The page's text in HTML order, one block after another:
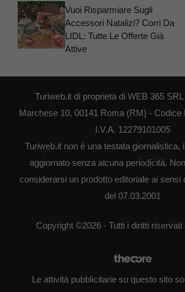
Vuoi Risparmiare Sugli
Accessori Natalizi? Corri Da
LIDL: Tutte Le Offerte Già
Attive
Turiweb.it di proprietà di WEB 365
Marchese 10, 00141 Roma (RM) - Codice
I.V.A. 12279101005
Turiweb.it non è una testata giornalistica,
aggiornato senza alcuna periodicità.
considerarsi un prodotto editoriale ai sensi
del 07.03.2001
Copyright ©2026 - Tutti i diritti riservati
Le attività pubblicitarie su questo sito